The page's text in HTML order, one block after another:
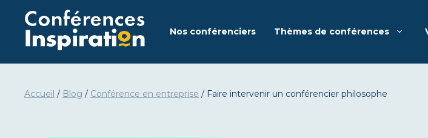
contenu
Nos conférenciers Thèmes de conférences
Accueil / Blog / Conférence en entreprise / Faire intervenir un conférencier philosophe